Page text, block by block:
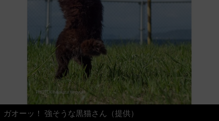
ガオーッ！ 強そうな黒猫さん（提供）